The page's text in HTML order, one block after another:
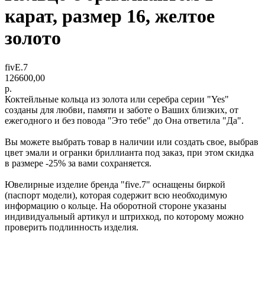
карат, размер 16, желтое
золото
fivE.7
126600,00
р.
Коктейльные кольца из золота или серебра серии "Yes"
созданы для любви, памяти и заботе о Ваших близких, от
ежегодного и без повода "Это тебе" до Она ответила "Да".
Вы можете выбрать товар в наличии или создать свое, выбрав
цвет эмали и огранки бриллианта под заказ, при этом скидка
в размере -25% за вами сохраняется.
Ювелирные изделие бренда "five.7" оснащены биркой
(паспорт модели), которая содержит всю необходимую
информацию о кольце. На оборотной стороне указаны
индивидуальный артикул и штрихкод, по которому можно
проверить подлинность изделия.